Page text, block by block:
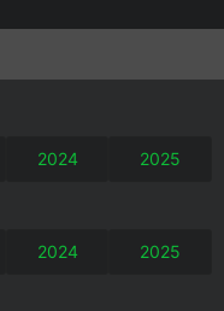
2024 2025
2024 2025